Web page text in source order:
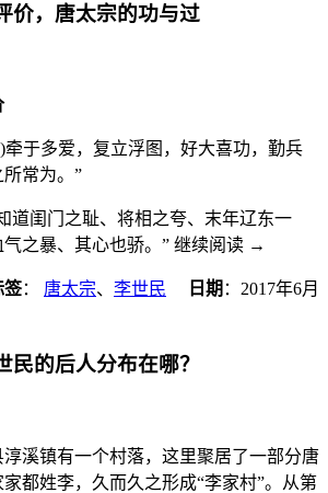
价，唐太宗的功与过
牵于多爱，复立浮图，好大喜功，勤兵
常为。”
道闺门之耻、将相之夸、末年辽东一
之暴、其心也骄。” 继续阅读 →
签： 唐太宗、 李世民 日期 ： 2017年6月
民的后人分布在哪？
淳溪镇有一个村落，这里聚居了一部分唐
都姓李，久而久之形成“李家村”。从第